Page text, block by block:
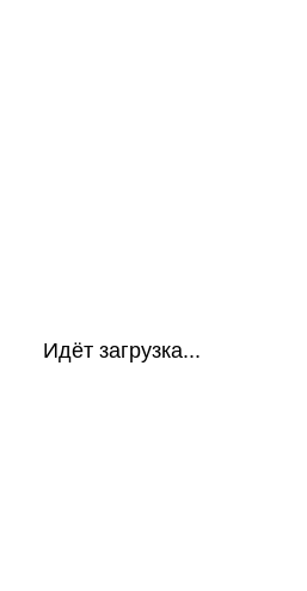
Идёт загрузка...